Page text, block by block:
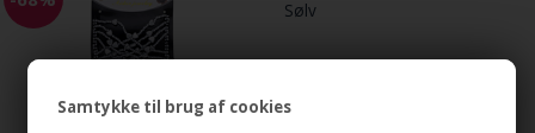
Samtykke til brug af cookies
Sølv
19,00